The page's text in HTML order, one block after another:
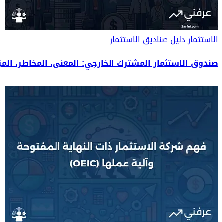
الاستثماردليل صناديق الاستثمار
صندوق الاستثمار المشترك الخارجي: المعنى، المخاطر،